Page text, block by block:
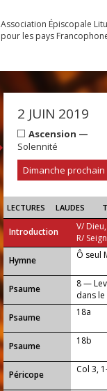
Association Épiscopale
pour les pays
2 JUIN 2019
Ascension —
Solennité
Dimanche prochain
LECTURES LAUDES
Introduction
V/
R/
...
Hymne Ô seul
Psaume
8 —
dans
Psaume
18a
Psaume 18b
Péricope Col 3,